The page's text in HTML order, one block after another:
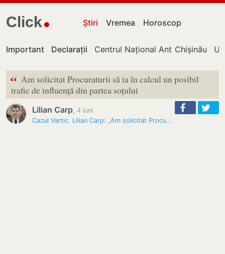
Click Știri Vremea Horoscop
Important Declarații Centrul Național Anticorupție
Chișinău
“ Am solicitat Procuraturii să ia în calcul un posibil
trafic de influență din partea soțului
Lilian Carp, 4 luni
Cazul Vartic. Lilian Carp: „Am solicitat Procuraturii să ia în calcul…